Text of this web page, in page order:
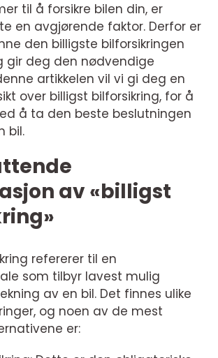
til å forsikre bilen din, er
en avgjørende faktor. Derfor er
den billigste bilforsikringen
gir deg den nødvendige
artikkelen vil vi gi deg en
over billigst bilforsikring, for å
å ta den beste beslutningen
bil.
av «billigst
refererer til en
som tilbyr lavest mulig
av en bil. Det finnes ulike
og noen av de mest
er: